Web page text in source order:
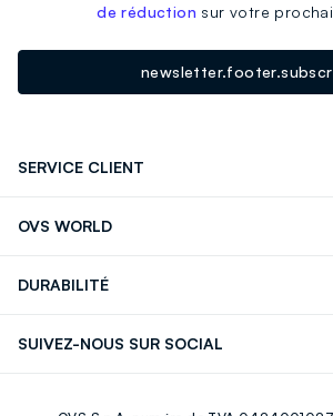
de réduction sur votre
SERVICE CLIENT
OVS WORLD
DURABILITÉ
SUIVEZ-NOUS SUR SOCIAL